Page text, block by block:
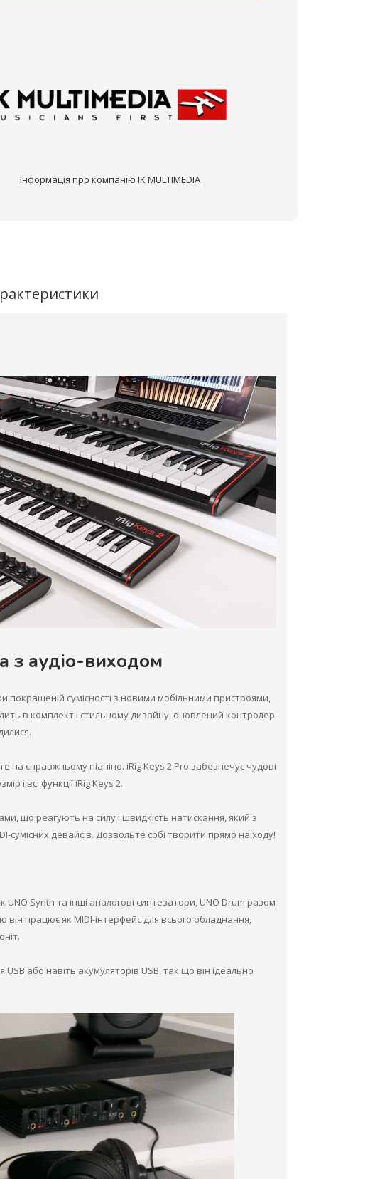
Інформація про компанію IK MULTIMEDIA
з аудіо-виходом
покращеній сумісності з новими мобільними пристроями,
в комплект і стильному дизайну, оновлений контролер
на справжньому піаніно. iRig Keys 2 Pro забезпечує чудові
і всі функції iRig Keys 2.
що реагують на силу і швидкість натискання, який з
сумісних девайсів. Дозвольте собі творити прямо на ходу!
Synth та інші аналогові синтезатори, UNO Drum разом
працює як MIDI-інтерфейс для всього обладнання,
або навіть акумуляторів USB, так що він ідеально